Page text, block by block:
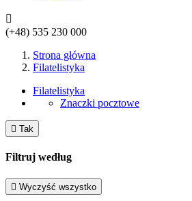

(+48) 535 230 000
Strona główna
Filatelistyka
Filatelistyka
Znaczki pocztowe
 Tak
Filtruj według
 Wyczyść wszystko